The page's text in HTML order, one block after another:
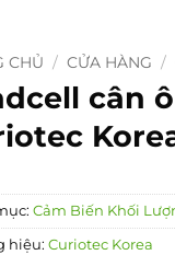
CHỦ / CỬA HÀNG /
cân
Cảm Biến Khối
hiệu: Curiotec Korea